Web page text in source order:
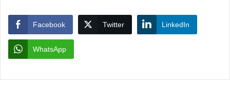
Facebook Twitter LinkedIn
WhatsApp